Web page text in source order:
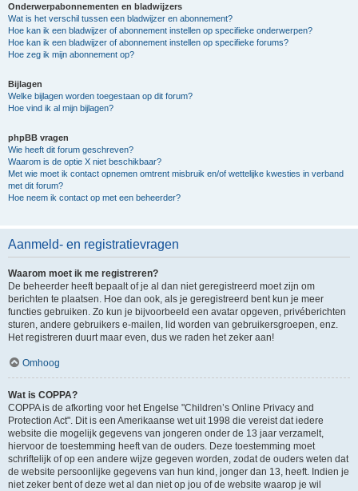
Onderwerpabonnementen en bladwijzers
Wat is het verschil tussen een bladwijzer en abonnement?
Hoe kan ik een bladwijzer of abonnement instellen op specifieke onderwerpen?
Hoe kan ik een bladwijzer of abonnement instellen op specifieke forums?
Hoe zeg ik mijn abonnement op?
Bijlagen
Welke bijlagen worden toegestaan op dit forum?
Hoe vind ik al mijn bijlagen?
phpBB vragen
Wie heeft dit forum geschreven?
Waarom is de optie X niet beschikbaar?
Met wie moet ik contact opnemen omtrent misbruik en/of wettelijke kwesties in verband
met dit forum?
Hoe neem ik contact op met een beheerder?
Aanmeld- en registratievragen
Waarom moet ik me registreren?
De beheerder heeft bepaalt of je al dan niet geregistreerd moet zijn om
berichten te plaatsen. Hoe dan ook, als je geregistreerd bent kun je meer
functies gebruiken. Zo kun je bijvoorbeeld een avatar opgeven, privéberichten
sturen, andere gebruikers e-mailen, lid worden van gebruikersgroepen, enz.
Het registreren duurt maar even, dus we raden het zeker aan!
Omhoog
Wat is COPPA?
COPPA is de afkorting voor het Engelse "Children’s Online Privacy and
Protection Act". Dit is een Amerikaanse wet uit 1998 die vereist dat iedere
website die mogelijk gegevens van jongeren onder de 13 jaar verzamelt,
hiervoor de toestemming heeft van de ouders. Deze toestemming moet
schriftelijk of op een andere wijze gegeven worden, zodat de ouders weten dat
de website persoonlijke gegevens van hun kind, jonger dan 13, heeft. Indien je
niet zeker bent of deze wet al dan niet op jou of de website waarop je wil